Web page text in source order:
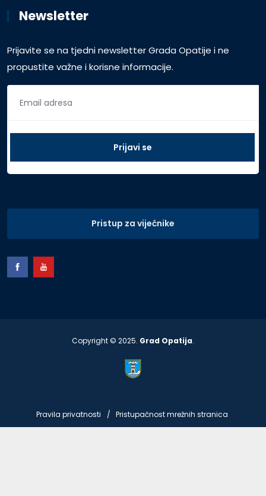
Newsletter
Prijavite se na tjedni newsletter Grada Opatije i ne
propustite važne i korisne informacije.
Pristup za vijećnike
Copyright © 2025. Grad Opatija.
Pravila privatnosti Pristupačnost mrežnih stranica